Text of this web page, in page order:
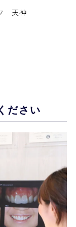
天神
ださい